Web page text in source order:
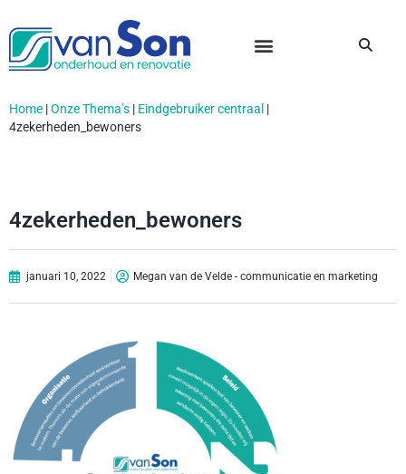
Home |Onze Thema’s | Eindgebruiker centraal |
4zekerheden_bewoners
4zekerheden_bewoners
januari 10, 2022 Megan van de Velde - communicatie en marketing